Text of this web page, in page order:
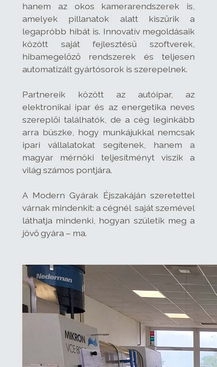
hanem az okos kamerarendszerek is,
amelyek pillanatok alatt kiszűrik a
legapróbb hibát is. Innovatív megoldásaik
között saját fejlesztésű szoftverek,
hibamegelőző rendszerek és teljesen
automatizált gyártósorok is szerepelnek.
Partnereik között az autóipar, az
elektronikai ipar és az energetika neves
szereplői találhatók, de a cég leginkább
arra büszke, hogy munkájukkal nemcsak
ipari vállalatokat segítenek, hanem a
magyar mérnöki teljesítményt viszik a
világ számos pontjára.
A Modern Gyárak Éjszakáján szeretettel
várnak mindenkit: a cégnél saját szemével
láthatja mindenki, hogyan születik meg a
jövő gyára – ma.